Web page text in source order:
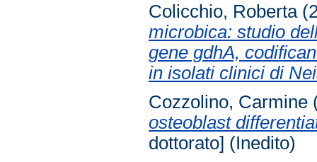
Colicchio, Roberta
microbica: studio
gene gdhA,
in isolati clinici di
Cozzolino, Carmine
osteoblast
dottorato] (Inedito)